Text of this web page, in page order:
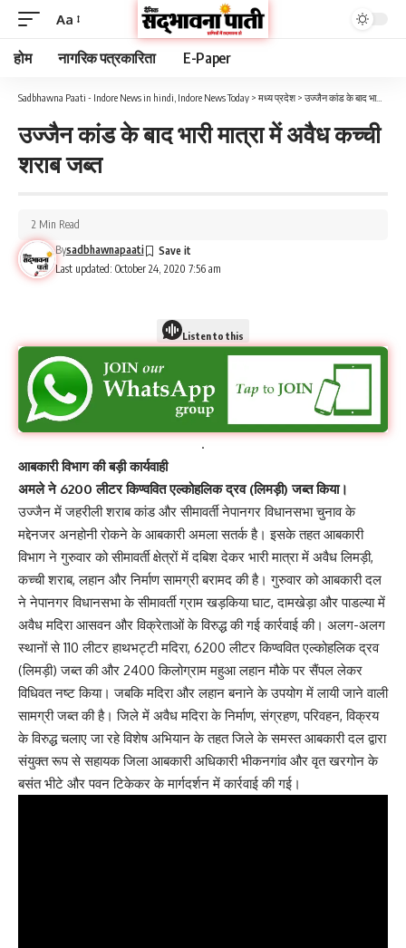
Aa
होम नागरिक पत्रकारिता E-Paper
Sadbhawna Paati - Indore News in hindi, Indore News Today > मध्य प्रदेश> उज्जैन कांड के बाद भारी मात्रा में अवैध कच्ची शराब जब्त
उज्जैन कांड के बाद भारी मात्रा में अवैध कच्ची
शराब जब्त
Last updated: October 24, 2020 7:56 am
Bysadbhawnapaati
2 Min Read
Listen to this
.
आबकारी विभाग की बड़ी कार्यवाही
अमले ने 6200 लीटर किण्ववित एल्कोहलिक द्रव (लिमड़ी) जब्त किया।
उज्जैन में जहरीली शराब कांड और सीमावर्ती नेपानगर विधानसभा चुनाव के
मद्देनजर अनहोनी रोकने के आबकारी अमला सतर्क है। इसके तहत आबकारी
विभाग ने गुरुवार को सीमावर्ती क्षेत्रों में दबिश देकर भारी मात्रा में अवैध लिमड़ी,
कच्ची शराब, लहान और निर्माण सामग्री बरामद की है। गुरुवार को आबकारी दल
ने नेपानगर विधानसभा के सीमावर्ती ग्राम खड़किया घाट, दामखेड़ा और पाडल्या में
अवैध मदिरा आसवन और विक्रेताओं के विरुद्ध की गई कार्रवाई की। अलग-अलग
स्थानों से 110 लीटर हाथभट्टी मदिरा, 6200 लीटर किण्ववित एल्कोहलिक द्रव
(लिमड़ी) जब्त की और 2400 किलोग्राम महुआ लहान मौके पर सैंपल लेकर
विधिवत नष्ट किया। जबकि मदिरा और लहान बनाने के उपयोग में लायी जाने वाली
सामग्री जब्त की है। जिले में अवैध मदिरा के निर्माण, संग्रहण, परिवहन, विक्रय
के विरुद्ध चलाए जा रहे विशेष अभियान के तहत जिले के समस्त आबकारी दल द्वारा
संयुक्त रूप से सहायक जिला आबकारी अधिकारी भीकनगांव और वृत खरगोन के
बसंत भीटे और पवन टिकेकर के मार्गदर्शन में कार्रवाई की गई।